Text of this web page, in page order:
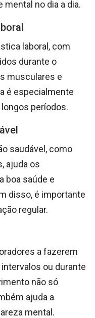
no dia a dia.
laboral, com
durante o
musculares e
é especialmente
períodos.
saudável, como
ajuda os
boa saúde e
disso, é importante
regular.
a fazerem
ou durante
não só
ajuda a
mental.